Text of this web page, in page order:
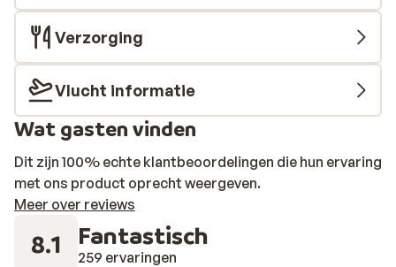
Verzorging
Vlucht informatie
Wat gasten vinden
Dit zijn 100% echte klantbeoordelingen die hun ervaring
met ons product oprecht weergeven.
Meer over reviews
8.1 Fantastisch
259 ervaringen